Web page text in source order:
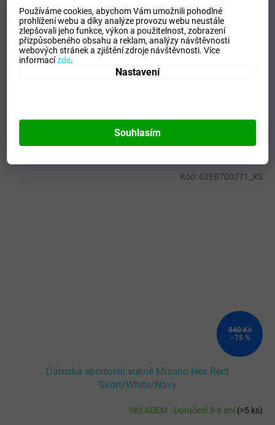
Používáme cookies, abychom Vám umožnili pohodlné
prohlížení webu a díky analýze provozu webu neustále
zlepšovali jeho funkce, výkon a použitelnost,zobrazení
přizpůsobeného obsahu a reklam, analýzy návštěvnosti
webových stránek a zjištění zdroje návštěvnosti.Více
informacízde.
Nastavení
Souhlasím
Mohlo by se vám líbit
840 Kč
–75 %
Dámská sportovní sukně Mizuno Hex Rect
Skort/White/Navy
SKLADEM - Doručení 3-6 dní(>5 ks)
Kód: 62EB700271_XS
Doplňkové parametry
Kategorie:
Dámské sukně
EAN:
Zvolte variantu
Velikost:
XS
Ženy